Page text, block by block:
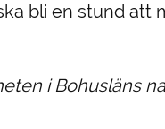
bli en stund att
i Bohusläns